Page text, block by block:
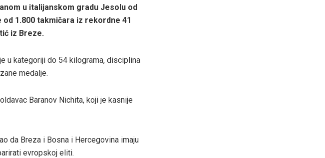
u italijanskom gradu Jesolu od
1.800 takmičara iz rekordne 41
iz Breze.
u kategoriji do 54 kilograma, disciplina
medalje.
Baranov Nichita, koji je kasnije
da Breza i Bosna i Hercegovina imaju
evropskoj eliti.